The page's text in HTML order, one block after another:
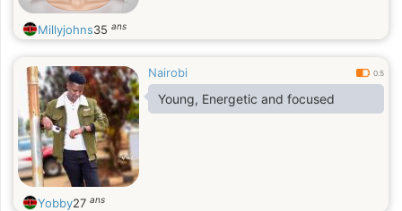
Millyjohns35 ans
Nairobi 0.5
Young, Energetic and focused
Yobby27 ans